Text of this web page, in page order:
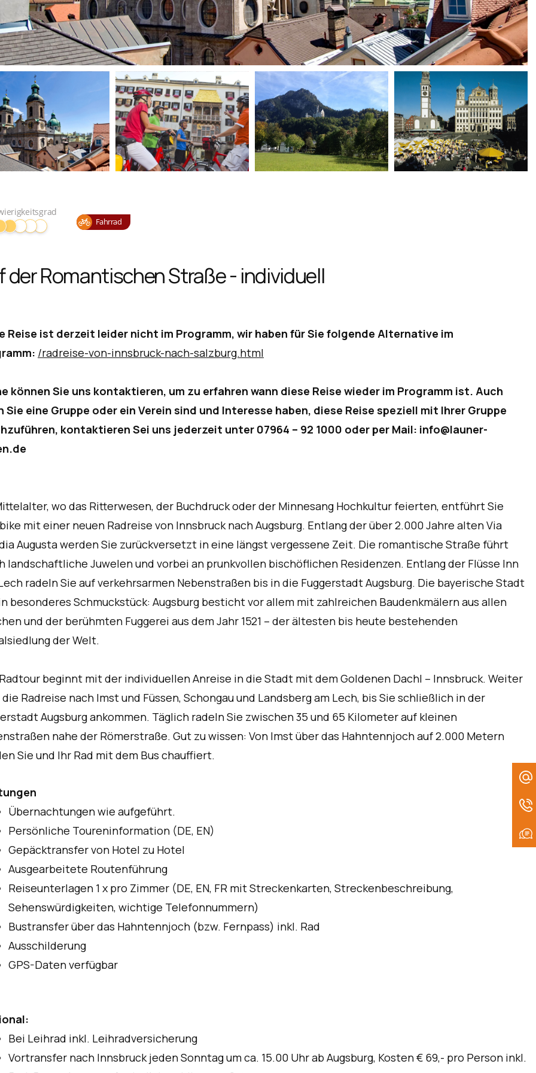
Fahrrad
der Romantischen Straße - individuell
Reise ist derzeit leider nicht im Programm, wir haben für Sie folgende Alternative im
/radreise-von-innsbruck-nach-salzburg.html
können Sie uns kontaktieren, um zu erfahren wann diese Reise wieder im Programm ist. Auch
Sie eine Gruppe oder ein Verein sind und Interesse haben, diese Reise speziell mit Ihrer Gruppe
kontaktieren Sei uns jederzeit unter 07964 – 92 1000 oder per Mail: info@launer-
wo das Ritterwesen, der Buchdruck oder der Minnesang Hochkultur feierten, entführt Sie
mit einer neuen Radreise von Innsbruck nach Augsburg. Entlang der über 2.000 Jahre alten Via
Augusta werden Sie zurückversetzt in eine längst vergessene Zeit. Die romantische Straße führt
landschaftliche Juwelen und vorbei an prunkvollen bischöflichen Residenzen. Entlang der Flüsse Inn
radeln Sie auf verkehrsarmen Nebenstraßen bis in die Fuggerstadt Augsburg. Die bayerische Stadt
besonderes Schmuckstück: Augsburg besticht vor allem mit zahlreichen Baudenkmälern aus allen
und der berühmten Fuggerei aus dem Jahr 1521 – der ältesten bis heute bestehenden
der Welt.
beginnt mit der individuellen Anreise in die Stadt mit dem Goldenen Dachl – Innsbruck. Weiter
Radreise nach Imst und Füssen, Schongau und Landsberg am Lech, bis Sie schließlich in der
Augsburg ankommen. Täglich radeln Sie zwischen 35 und 65 Kilometer auf kleinen
nahe der Römerstraße. Gut zu wissen: Von Imst über das Hahntennjoch auf 2.000 Metern
Sie und Ihr Rad mit dem Bus chauffiert.
Übernachtungen wie aufgeführt.
Persönliche Toureninformation (DE, EN)
Gepäcktransfer von Hotel zu Hotel
Ausgearbeitete Routenführung
Reiseunterlagen 1 x pro Zimmer (DE, EN, FR mit Streckenkarten, Streckenbeschreibung,
Sehenswürdigkeiten, wichtige Telefonnummern)
Bustransfer über das Hahntennjoch (bzw. Fernpass) inkl. Rad
Ausschilderung
GPS-Daten verfügbar
Bei Leihrad inkl. Leihradversicherung
Vortransfer nach Innsbruck jeden Sonntag um ca. 15.00 Uhr ab Augsburg, Kosten € 69,- pro Person inkl.